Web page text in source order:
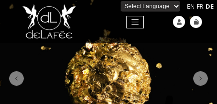
Powered by
EN FR DE
Previous Next